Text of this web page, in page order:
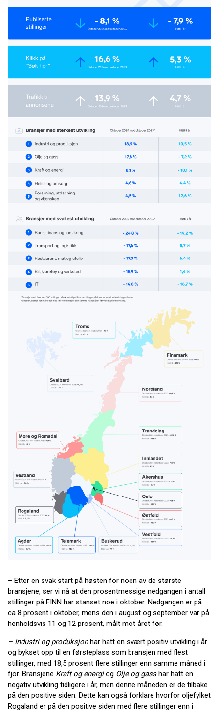
– Etter en svak start på høsten for noen av de største
bransjene, ser vi nå at den prosentmessige nedgangen i antall
stillinger på FINN har stanset noe i oktober. Nedgangen er på
ca 8 prosent i oktober, mens den i august og september var på
henholdsvis 11 og 12 prosent, målt mot året før.
– Industri og produksjonhar hatt en svært positiv utvikling i år
og bykset opp til en førsteplass som bransjen med flest
stillinger, med 18,5 prosent flere stillinger enn samme måned i
fjor. Bransjene Kraft og energiog Olje og gasshar hatt en
negativ utvikling tidligere i år, men denne måneden er de tilbake
på den positive siden. Dette kan også forklare hvorfor oljefylket
Rogaland er på den positive siden med flere stillinger enn i